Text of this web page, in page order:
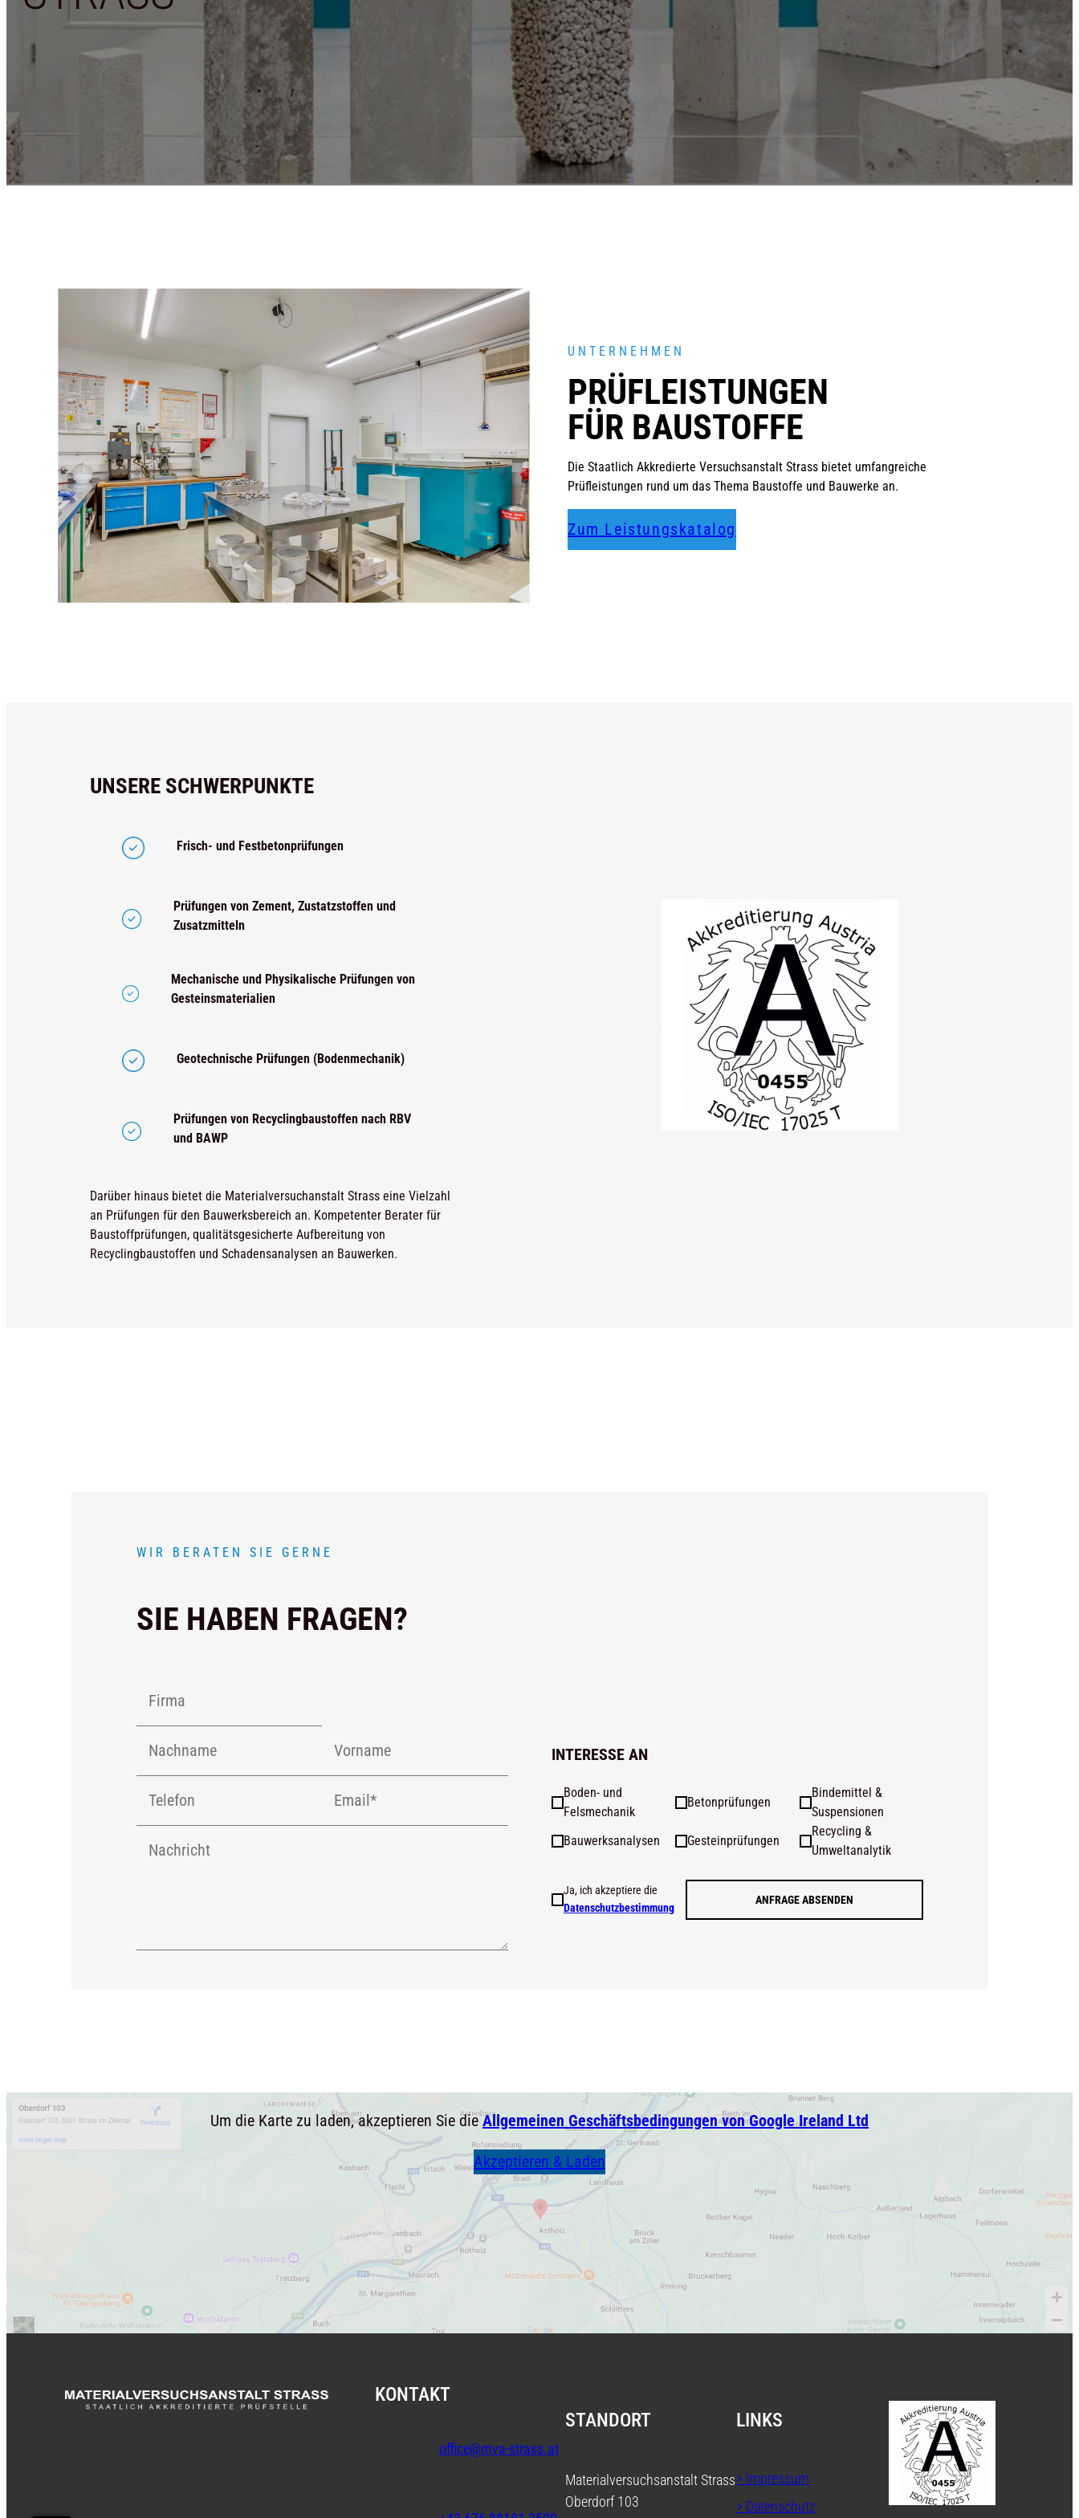
UNTERNEHMEN
PRÜFLEISTUNGEN
FÜR BAUSTOFFE
Die Staatlich Akkredierte Versuchsanstalt Strass bietet umfangreiche
Prüfleistungen rund um das Thema Baustoffe und Bauwerke an.
Zum Leistungskatalog
UNSERE SCHWERPUNKTE
Frisch- und Festbetonprüfungen
Prüfungen von Zement, Zustatzstoffen und
Zusatzmitteln
Mechanische und Physikalische Prüfungen von
Gesteinsmaterialien
Geotechnische Prüfungen (Bodenmechanik)
Prüfungen von Recyclingbaustoffen nach RBV
und BAWP
Darüber hinaus bietet die Materialversuchanstalt Strass eine Vielzahl
an Prüfungen für den Bauwerksbereich an. Kompetenter Berater für
Baustoffprüfungen, qualitätsgesicherte Aufbereitung von
Recyclingbaustoffen und Schadensanalysen an Bauwerken.
WIR BERATEN SIE GERNE
SIE HABEN FRAGEN?
INTERESSE AN
Boden- und
Felsmechanik
Betonprüfungen
Bindemittel &
Suspensionen
Bauwerksanalysen
Gesteinprüfungen
Recycling &
Umweltanalytik
Ja, ich akzeptiere die
Datenschutzbestimmung
ANFRAGE ABSENDEN
Um die Karte zu laden, akzeptieren Sie dieAllgemeinen Geschäftsbedingungen von Google Ireland Ltd
Akzeptieren & Laden
KONTAKT
office@mva-strass.at
STANDORT
Materialversuchsanstalt Strass
Oberdorf 103
LINKS
> Impressum
> Datenschutz